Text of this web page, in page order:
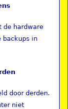
de hardware
backups in
door derden.
niet